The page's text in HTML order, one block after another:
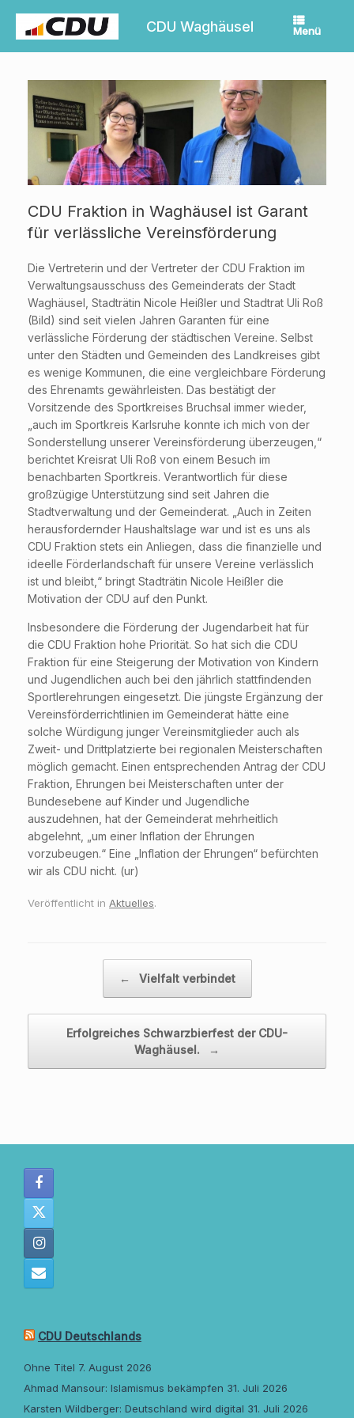
springen
CDU Waghäusel Menü
CDU Fraktion in Waghäusel ist Garant
für verlässliche Vereinsförderung
Die Vertreterin und der Vertreter der CDU Fraktion im
Verwaltungsausschuss des Gemeinderats der Stadt
Waghäusel, Stadträtin Nicole Heißler und Stadtrat Uli Roß
(Bild) sind seit vielen Jahren Garanten für eine
verlässliche Förderung der städtischen Vereine. Selbst
unter den Städten und Gemeinden des Landkreises gibt
es wenige Kommunen, die eine vergleichbare Förderung
des Ehrenamts gewährleisten. Das bestätigt der
Vorsitzende des Sportkreises Bruchsal immer wieder,
„auch im Sportkreis Karlsruhe konnte ich mich von der
Sonderstellung unserer Vereinsförderung überzeugen,“
berichtet Kreisrat Uli Roß von einem Besuch im
benachbarten Sportkreis. Verantwortlich für diese
großzügige Unterstützung sind seit Jahren die
Stadtverwaltung und der Gemeinderat. „Auch in Zeiten
herausfordernder Haushaltslage war und ist es uns als
CDU Fraktion stets ein Anliegen, dass die finanzielle und
ideelle Förderlandschaft für unsere Vereine verlässlich
ist und bleibt,“ bringt Stadträtin Nicole Heißler die
Motivation der CDU auf den Punkt.
Insbesondere die Förderung der Jugendarbeit hat für
die CDU Fraktion hohe Priorität. So hat sich die CDU
Fraktion für eine Steigerung der Motivation von Kindern
und Jugendlichen auch bei den jährlich stattfindenden
Sportlerehrungen eingesetzt. Die jüngste Ergänzung der
Vereinsförderrichtlinien im Gemeinderat hätte eine
solche Würdigung junger Vereinsmitglieder auch als
Zweit- und Drittplatzierte bei regionalen Meisterschaften
möglich gemacht. Einen entsprechenden Antrag der CDU
Fraktion, Ehrungen bei Meisterschaften unter der
Bundesebene auf Kinder und Jugendliche
auszudehnen, hat der Gemeinderat mehrheitlich
abgelehnt, „um einer Inflation der Ehrungen
vorzubeugen.“ Eine „Inflation der Ehrungen“ befürchten
wir als CDU nicht. (ur)
Veröffentlicht in Aktuelles.
← Vielfalt verbindet
Erfolgreiches Schwarzbierfest der CDU-
Waghäusel.
→
CDU Deutschlands
Ohne Titel 7. August 2026
Ahmad Mansour: Islamismus bekämpfen 31. Juli 2026
Karsten Wildberger: Deutschland wird digital 31. Juli 2026